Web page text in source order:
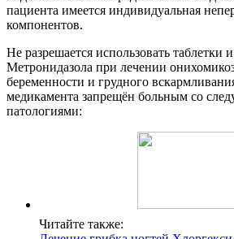
пациента имеется индивидуальная
компонентов.
Не разрешается использовать таблетки
Метронидазола при лечении
беременности и грудного
медикамента запрещён больным со
патологиями:
Читайте также: